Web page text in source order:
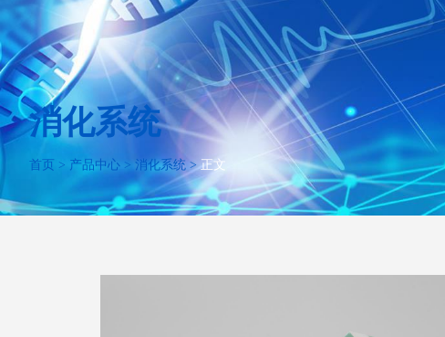
消化系统
首页 > 产品中心 > 消化系统 >正文